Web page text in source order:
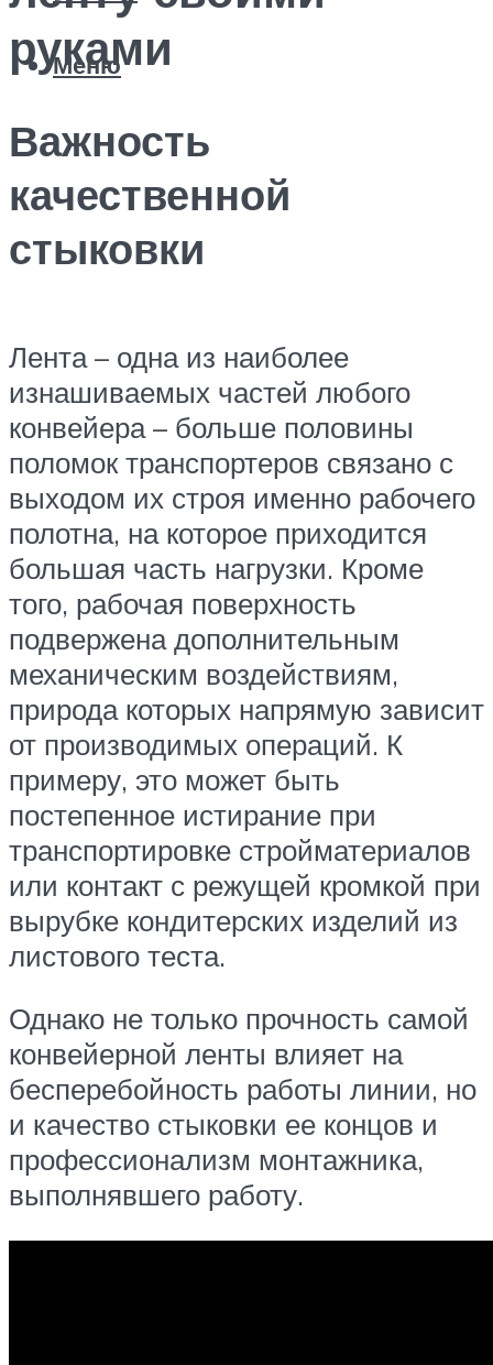
Меню
руками
Важность
качественной
стыковки
Лента – одна из наиболее
изнашиваемых частей любого
конвейера – больше половины
поломок транспортеров связано с
выходом их строя именно рабочего
полотна, на которое приходится
большая часть нагрузки. Кроме
того, рабочая поверхность
подвержена дополнительным
механическим воздействиям,
природа которых напрямую зависит
от производимых операций. К
примеру, это может быть
постепенное истирание при
транспортировке стройматериалов
или контакт с режущей кромкой при
вырубке кондитерских изделий из
листового теста.
Однако не только прочность самой
конвейерной ленты влияет на
бесперебойность работы линии, но
и качество стыковки ее концов и
профессионализм монтажника,
выполнявшего работу.